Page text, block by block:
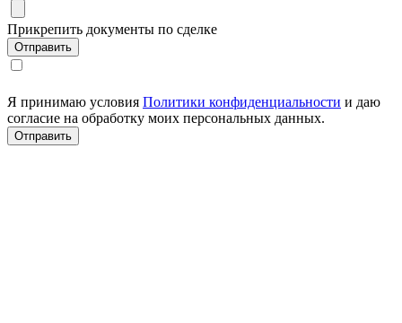
Прикрепить документы по сделке
Я принимаю условия Политики конфиденциальности и даю
согласие на обработку моих персональных данных.